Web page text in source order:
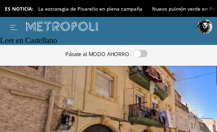
ES NOTICIA: La estrategia de Pisarello en plena campaña Nuevo pulmón verde en
Leer en Castellano
Pásate al MODO AHORRO